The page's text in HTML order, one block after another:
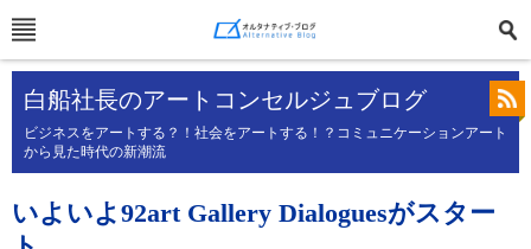
白船社長のアートコンセルジュブログ
ビジネスをアートする？！社会をアートする！？コミュニケーションアート
から見た時代の新潮流
いよいよ92art Gallery Dialoguesがスター